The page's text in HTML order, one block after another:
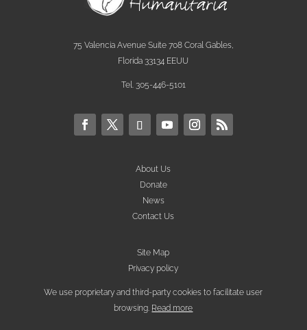
75 Valencia Avenue Suite 708 Coral Gables,
Florida 33134 EEUU
Tel. 305-446-5101
About Us
Donate
News
Contact Us
Site Map
Privacy policy
We use proprietary and third-party cookies to facilitate user
browsing. Read more